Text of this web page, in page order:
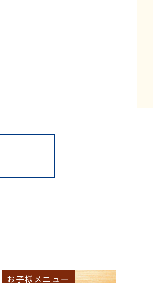
お子様メニュー